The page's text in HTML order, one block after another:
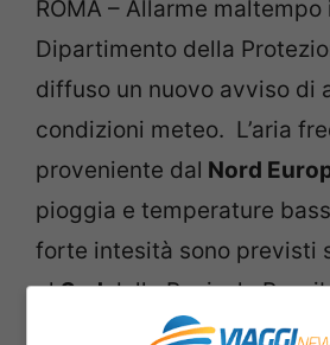
ROMA – Allarme
Dipartimento della
diffuso un nuovo avviso di
condizioni meteo. L’aria
proveniente dal Nord
pioggia e temperature
forte intesità sono previsti
alSuddella
sull’arco alpino e prealpino